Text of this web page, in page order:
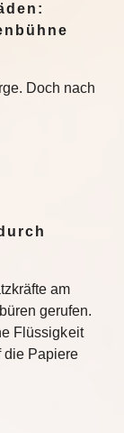
Doch nach
am
gerufen.
Flüssigkeit
die Papiere